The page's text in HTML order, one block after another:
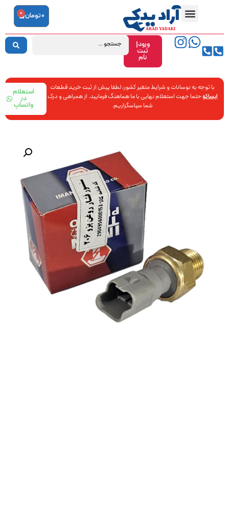
ورود|
ثبت
نام
0تومان 0
با توجه به نوسانات و شرایط متغیر کشور، لطفا پیش از ثبت خرید قطعات
ایساکوحتما جهت استعلام نهایی با ما هماهنگ فرمایید. از همراهی و درک
شما سپاسگزاریم.
استعلام
در
واتساپ